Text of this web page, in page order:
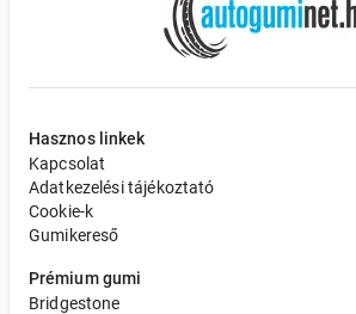
Hasznos linkek
Kapcsolat
Adatkezelési tájékoztató
Cookie-k
Gumikereső
Prémium gumi
Bridgestone